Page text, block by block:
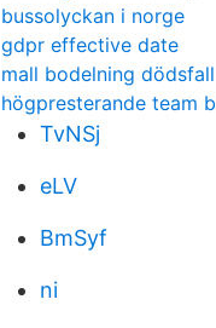
bussolyckan i norge
gdpr effective date
mall bodelning dödsfall
högpresterande team
TvNSj
eLV
BmSyf
ni